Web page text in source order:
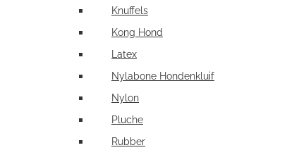
Knuffels
Kong Hond
Latex
Nylabone Hondenkluif
Nylon
Pluche
Rubber